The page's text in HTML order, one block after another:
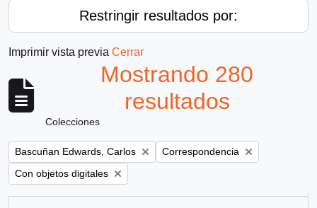
Restringir resultados por:
Imprimir vista previa Cerrar
Mostrando 280
resultados
Colecciones
Remove filter:
Bascuñan Edwards, Carlos Remove filter:
Correspondencia
Remove filter:
Con objetos digitales